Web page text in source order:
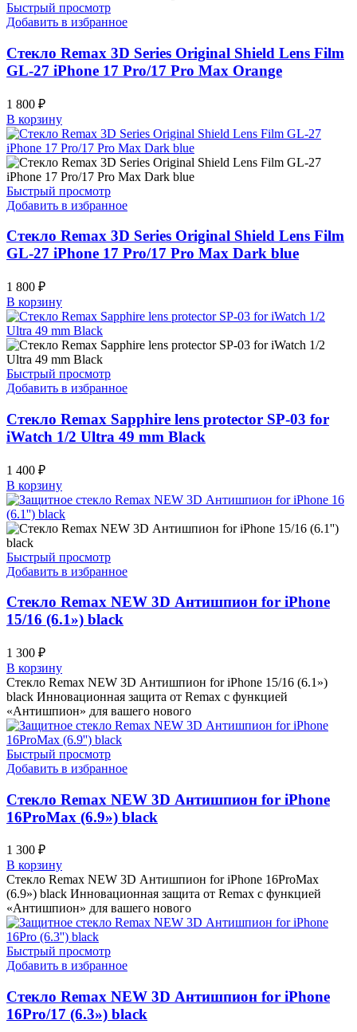
Быстрый просмотр
Добавить в избранное
Стекло Remax 3D Series Original Shield Lens Film
GL-27 iPhone 17 Pro/17 Pro Max Orange
1 800 ₽
В корзину
Быстрый просмотр
Добавить в избранное
Стекло Remax 3D Series Original Shield Lens Film
GL-27 iPhone 17 Pro/17 Pro Max Dark blue
1 800 ₽
В корзину
Быстрый просмотр
Добавить в избранное
Стекло Remax Sapphire lens protector SP-03 for
iWatch 1/2 Ultra 49 mm Black
1 400 ₽
В корзину
Быстрый просмотр
Добавить в избранное
Стекло Remax NEW 3D Антишпион for iPhone
15/16 (6.1») black
1 300 ₽
В корзину
Стекло Remax NEW 3D Антишпион for iPhone 15/16 (6.1»)
black Инновационная защита от Remax с функцией
«Антишпион» для вашего нового
Быстрый просмотр
Добавить в избранное
Стекло Remax NEW 3D Антишпион for iPhone
16ProMax (6.9») black
1 300 ₽
В корзину
Стекло Remax NEW 3D Антишпион for iPhone 16ProMax
(6.9») black Инновационная защита от Remax с функцией
«Антишпион» для вашего нового
Быстрый просмотр
Добавить в избранное
Стекло Remax NEW 3D Антишпион for iPhone
16Pro/17 (6.3») black